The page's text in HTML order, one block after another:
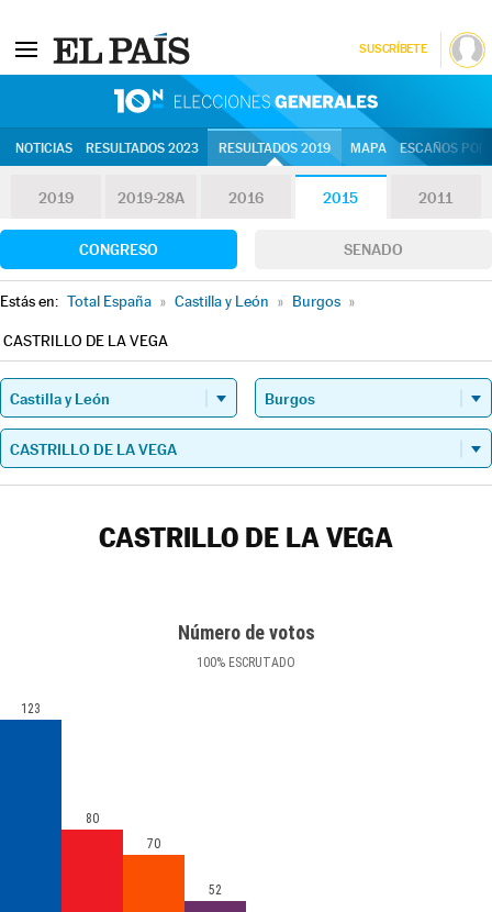
SUSCRÍBETE
NOTICIAS RESULTADOS 2023 RESULTADOS 2019 MAPA ESCAÑOS
2019 2019-28A 2016 2015 2011
CONGRESO SENADO
Estás en: Total España » Castilla y León » Burgos »
CASTRILLO DE LA VEGA
CASTRILLO DE LA VEGA
Número de votos
100% ESCRUTADO
123
80
70
52